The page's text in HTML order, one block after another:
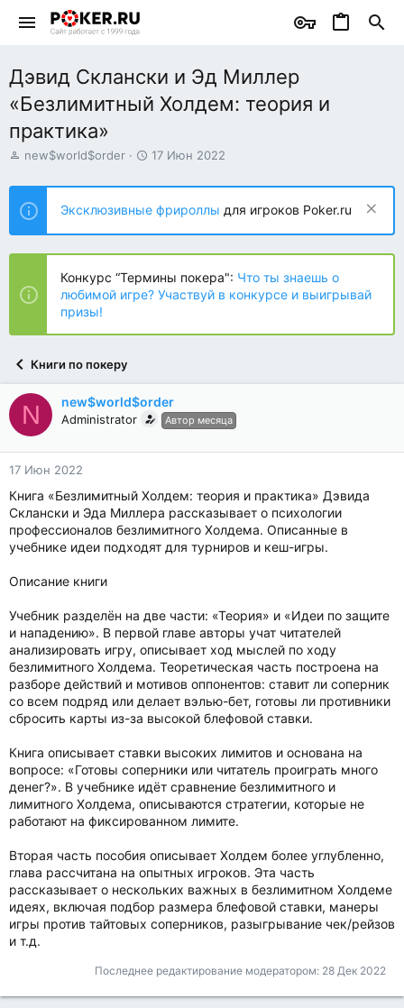
Дэвид Склански и Эд Миллер
«Безлимитный Холдем: теория и
практика»
А
т
о
р
т
е
ы
new$world$order
Д
т
н
а
ч
л
а
17 Июн 2022
Эксклюзивные фрироллы для игроков Poker.ru
Конкурс “Термины покера": Что ты знаешь о
любимой игре? Участвуй в конкурсе и выигрывай
призы!
Книги по покеру
N new$world$order
Administrator Автор месяца
17 Июн 2022
Книга «Безлимитный Холдем: теория и практика» Дэвида
Склански и Эда Миллера рассказывает о психологии
профессионалов безлимитного Холдема. Описанные в
учебнике идеи подходят для турниров и кеш-игры.
Описание книги
Учебник разделён на две части: «Теория» и «Идеи по защите
и нападению». В первой главе авторы учат читателей
анализировать игру, описывает ход мыслей по ходу
безлимитного Холдема. Теоретическая часть построена на
разборе действий и мотивов оппонентов: ставит ли соперник
со всем подряд или делает вэлью-бет, готовы ли противники
сбросить карты из-за высокой блефовой ставки.
Книга описывает ставки высоких лимитов и основана на
вопросе: «Готовы соперники или читатель проиграть много
денег?». В учебнике идёт сравнение безлимитного и
лимитного Холдема, описываются стратегии, которые не
работают на фиксированном лимите.
Вторая часть пособия описывает Холдем более углубленно,
глава рассчитана на опытных игроков. Эта часть
рассказывает о нескольких важных в безлимитном Холдеме
идеях, включая подбор размера блефовой ставки, манеры
игры против тайтовых соперников, разыгрывание чек/рейзов
и т.д.
Последнее редактирование модератором: 28 Дек 2022